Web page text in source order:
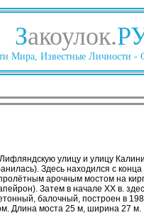
Закоулок.
Мира, Известные Личности -
улицу и улицу
Здесь находился с
арочным мостом на
Затем в начале XX в.
балочный, построен в
Длина моста 25 м, ширина 27 м.